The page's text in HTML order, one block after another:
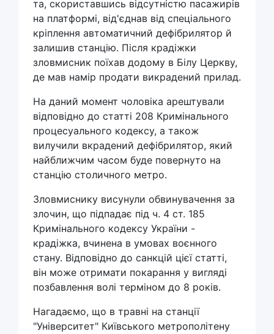
та, скориставшись відсутністю пасажирів
на платформі, від'єднав від спеціального
кріплення автоматичний дефібрилятор й
залишив станцію. Після крадіжки
зловмисник поїхав додому в Білу Церкву,
де мав намір продати викрадений прилад.
На даний момент чоловіка арештували
відповідно до статті 208 Кримінального
процесуального кодексу, а також
вилучили вкрадений дефібрилятор, який
найближчим часом буде повернуто на
станцію столичного метро.
Зловмиснику висунули обвинувачення за
злочин, що підпадає під ч. 4 ст. 185
Кримінального кодексу України -
крадіжка, вчинена в умовах воєнного
стану. Відповідно до санкцій цієї статті,
він може отримати покарання у вигляді
позбавлення волі терміном до 8 років.
Нагадаємо, що в травні на станції
"Університет" Київського метрополітену